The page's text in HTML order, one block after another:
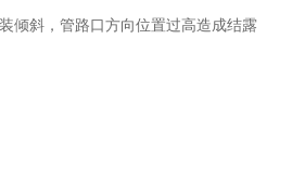
倾斜，管路口方向位置过高造成结露